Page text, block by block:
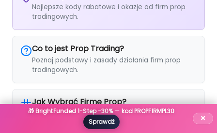
Najlepsze kody rabatowe i okazje od firm prop
tradingowych.
Co to jest Prop Trading?
Poznaj podstawy i zasady działania firm prop
tradingowych.
Jak Wybrać Firmę Prop?
Kluczowe kryteria, na które musisz zwrócić uwagę
🎁 BrightFunded 1-Step -30% — kod PROPFIRMPL30
Sprawdź
×